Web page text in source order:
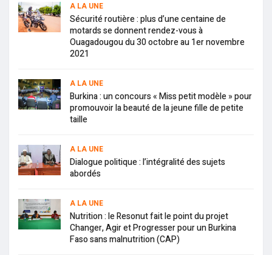
A LA UNE
Sécurité routière : plus d’une centaine de
motards se donnent rendez-vous à
Ouagadougou du 30 octobre au 1er novembre
2021
A LA UNE
Burkina : un concours « Miss petit modèle » pour
promouvoir la beauté de la jeune fille de petite
taille
A LA UNE
Dialogue politique : l’intégralité des sujets
abordés
A LA UNE
Nutrition : le Resonut fait le point du projet
Changer, Agir et Progresser pour un Burkina
Faso sans malnutrition (CAP)